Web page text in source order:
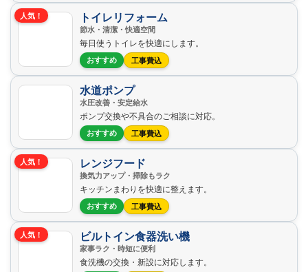
人気！ トイレリフォーム
節水・清潔・快適空間
毎日使うトイレを快適にします。
おすすめ 工事費込
水道ポンプ
水圧改善・安定給水
ポンプ交換や不具合のご相談に対応。
おすすめ 工事費込
人気！ レンジフード
換気力アップ・掃除もラク
キッチンまわりを快適に整えます。
おすすめ 工事費込
人気！ ビルトイン食器洗い機
家事ラク・時短に便利
食洗機の交換・新設に対応します。